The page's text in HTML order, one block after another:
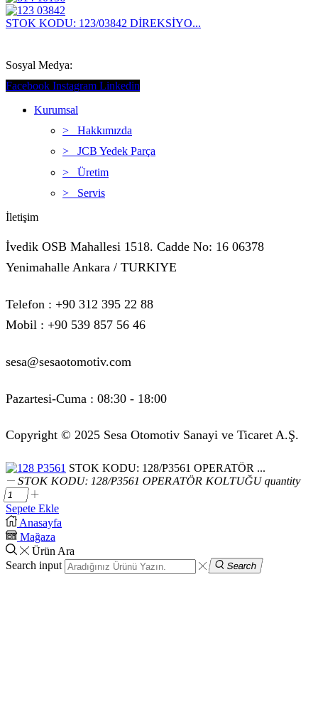
STOK KODU: 123/03842 DİREKSİYO...
Sosyal Medya:
Facebook Instagram Linkedin
Kurumsal
> Hakkımızda
> JCB Yedek Parça
> Üretim
> Servis
İletişim
İvedik OSB Mahallesi 1518. Cadde No: 16 06378
Yenimahalle Ankara / TURKIYE
Telefon : +90 312 395 22 88
Mobil : +90 539 857 56 46
sesa@sesaotomotiv.com
Pazartesi-Cuma : 08:30 - 18:00
Copyright © 2025 Sesa Otomotiv Sanayi ve Ticaret A.Ş.
STOK KODU: 128/P3561 OPERATÖR ...
STOK KODU: 128/P3561 OPERATÖR KOLTUĞU quantity
Sepete Ekle
Anasayfa
Mağaza
Ürün Ara
Search input
Search